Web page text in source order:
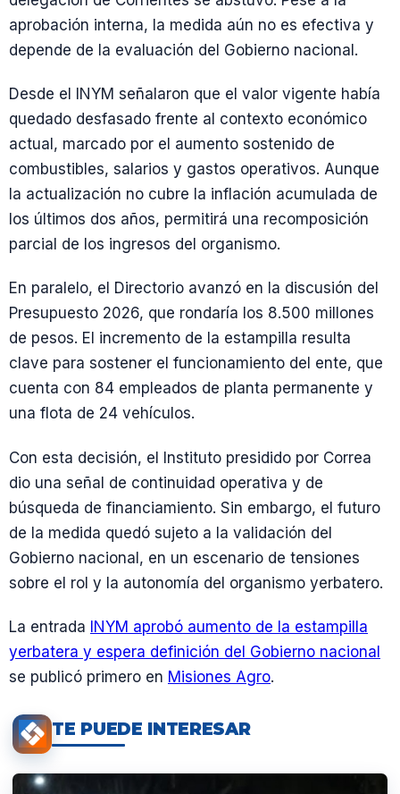
aprobación interna, la medida aún no es efectiva y
depende de la evaluación del Gobierno nacional.
Desde el INYM señalaron que el valor vigente había
quedado desfasado frente al contexto económico
actual, marcado por el aumento sostenido de
combustibles, salarios y gastos operativos. Aunque
la actualización no cubre la inflación acumulada de
los últimos dos años, permitirá una recomposición
parcial de los ingresos del organismo.
En paralelo, el Directorio avanzó en la discusión del
Presupuesto 2026, que rondaría los 8.500 millones
de pesos. El incremento de la estampilla resulta
clave para sostener el funcionamiento del ente, que
cuenta con 84 empleados de planta permanente y
una flota de 24 vehículos.
Con esta decisión, el Instituto presidido por Correa
dio una señal de continuidad operativa y de
búsqueda de financiamiento. Sin embargo, el futuro
de la medida quedó sujeto a la validación del
Gobierno nacional, en un escenario de tensiones
sobre el rol y la autonomía del organismo yerbatero.
La entrada INYM aprobó aumento de la estampilla
yerbatera y espera definición del Gobierno nacional
se publicó primero en Misiones Agro.
TE PUEDE INTERESAR